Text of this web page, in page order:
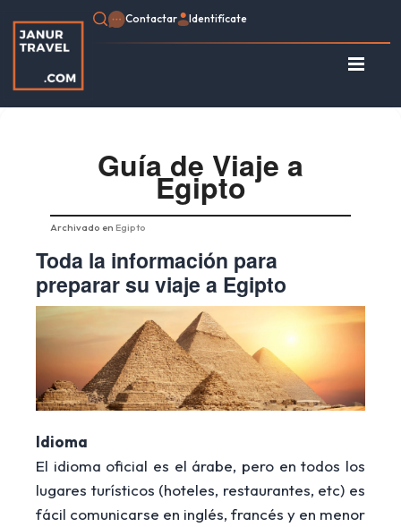
Contactar Identifícate
Asia
Tipo de viaje
Guía de Viaje a
Egipto
Archivado en Egipto
Toda la información para
preparar su viaje a Egipto
Idioma
El idioma oficial es el árabe, pero en todos los
lugares turísticos (hoteles, restaurantes, etc) es
fácil comunicarse en inglés, francés y en menor